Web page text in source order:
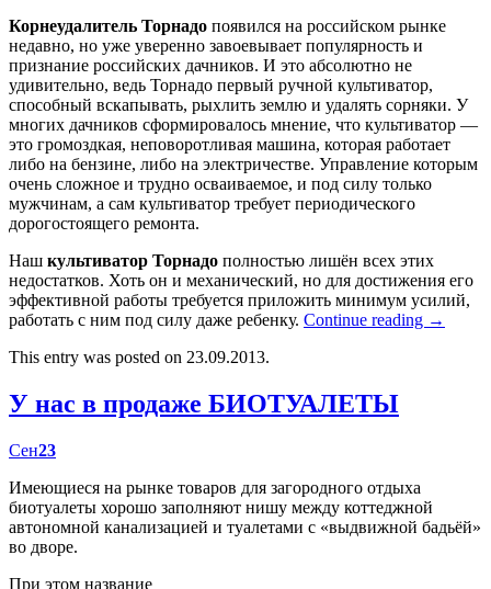
Корнеудалитель Торнадо появился на российском рынке
недавно, но уже уверенно завоевывает популярность и
признание российских дачников. И это абсолютно не
удивительно, ведь Торнадо первый ручной культиватор,
способный вскапывать, рыхлить землю и удалять сорняки. У
многих дачников сформировалось мнение, что культиватор —
это громоздкая, неповоротливая машина, которая работает
либо на бензине, либо на электричестве. Управление которым
очень сложное и трудно осваиваемое, и под силу только
мужчинам, а сам культиватор требует периодического
дорогостоящего ремонта.
Наш культиватор Торнадо полностью лишён всех этих
недостатков. Хоть он и механический, но для достижения его
эффективной работы требуется приложить минимум усилий,
работать с ним под силу даже ребенку. Continue reading →
This entry was posted on 23.09.2013.
У нас в продаже БИОТУАЛЕТЫ
Сен23
Имеющиеся на рынке товаров для загородного отдыха
биотуалеты хорошо заполняют нишу между коттеджной
автономной канализацией и туалетами с «выдвижной бадьёй»
во дворе.
При этом название